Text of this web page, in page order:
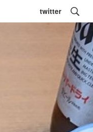
twitter